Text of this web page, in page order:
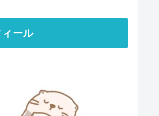
ール